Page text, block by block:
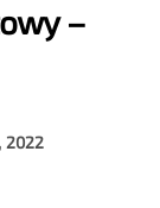
–
2022